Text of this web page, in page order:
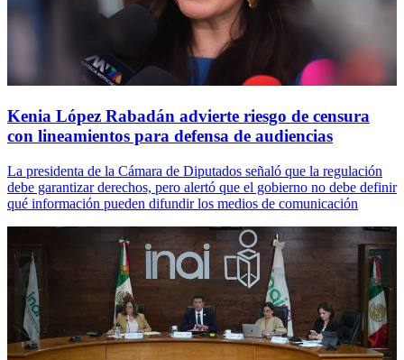
Kenia López Rabadán advierte riesgo de censura
con lineamientos para defensa de audiencias
La presidenta de la Cámara de Diputados señaló que la regulación
debe garantizar derechos, pero alertó que el gobierno no debe definir
qué información pueden difundir los medios de comunicación